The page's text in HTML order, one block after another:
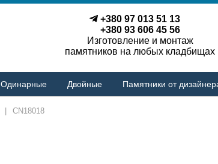
+380 97 013 51 13
+380 93 606 45 56
Изготовление и монтаж
памятников на любых кладбищах
Одинарные Двойные Памятники от
CN18018